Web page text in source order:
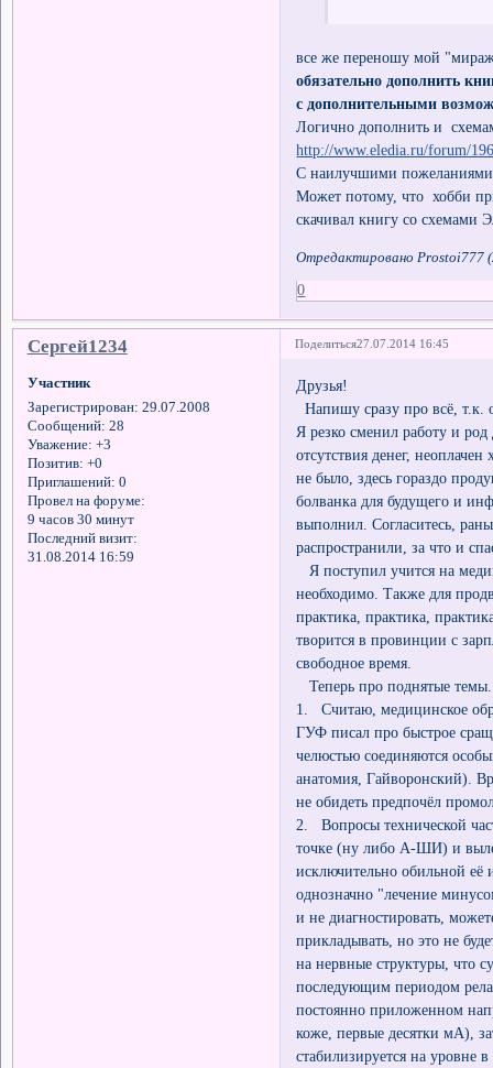
все же переношу мой
обязательно дополнить
с дополнительными
Логично дополнить и
http://www.eledia.ru/forum/
С наилучшими
Может потому, что хобби
скачивал книгу со схемами
Отредактировано Prostoi777
0
Поделиться27.07.2014 16:45
Сергей1234
Участник
Зарегистрирован: 29.07.2008
Сообщений: 28
Уважение: +3
Позитив: +0
Приглашений: 0
Провел на форуме:
9 часов 30 минут
Последний визит:
31.08.2014 16:59
Друзья!
Напишу сразу про всё, т.к.
Я резко сменил работу и
отсутствия денег,
не было, здесь гораздо
болванка для будущего и
выполнил. Согласитесь,
распространили, за что и
Я поступил учится на
необходимо. Также для
практика, практика,
творится в провинции с
свободное время.
Теперь про поднятые темы.
1. Считаю, медицинское
ГУФ писал про быстрое
челюстью соединяются
анатомия, Гайворонский).
не обидеть предпочёл
2. Вопросы технической
точке (ну либо А-ШИ) и
исключительно обильной
однозначно "лечение
и не диагностировать,
прикладывать, но это не
на нервные структуры, что
последующим периодом
постоянно приложенном
коже, первые десятки мА),
стабилизируется на